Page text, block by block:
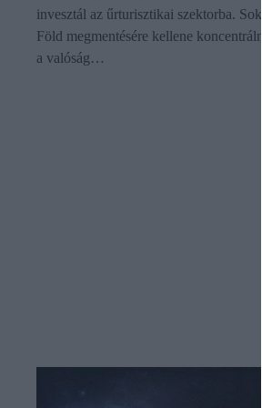
invesztál az űrturisztikai szektorba.
Föld megmentésére kellene
a valóság…